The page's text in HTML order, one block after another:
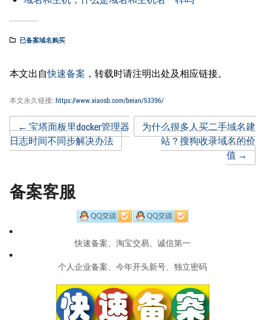
已备案域名购买
本文出自快速备案 ，转载时请注明出处及相应链接。
本文永久链接: https://www.xiaosb.com/beian/53396/
Post
navigation
← 宝塔面板里docker管理器
日志时间不同步解决办法
为什么很多人买二手域名建
站？搜狗收录域名的价
值→
备案客服
快速备案、淘宝交易、诚信第一
个人企业备案、今年开头新号、独立密码